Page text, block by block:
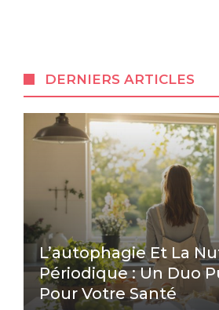
DERNIERS ARTICLES
L’autophagie Et La
Périodique : Un Duo
Pour Votre Santé